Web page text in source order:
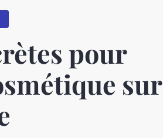
pour
sur